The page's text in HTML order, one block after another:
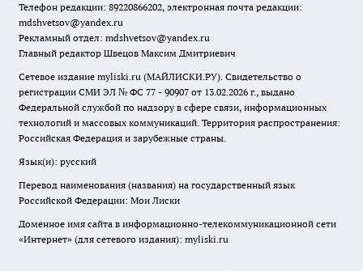
Телефон редакции: 89220866202, электронная почта редакции:
mdshvetsov@yandex.ru
Рекламный отдел: mdshvetsov@yandex.ru
Главный редактор Швецов Максим Дмитриевич
Сетевое издание myliski.ru (МАЙЛИСКИ.РУ). Свидетельство о
регистрации СМИ ЭЛ № ФС 77 - 90907 от 13.02.2026 г., выдано
Федеральной службой по надзору в сфере связи, информационных
технологий и массовых коммуникаций. Территория распространения:
Российская Федерация и зарубежные страны.
Язык(и): русский
Перевод наименования (названия) на государственный язык
Российской Федерации: Мои Лиски
Доменное имя сайта в информационно-телекоммуникационной сети
«Интернет» (для сетевого издания): myliski.ru